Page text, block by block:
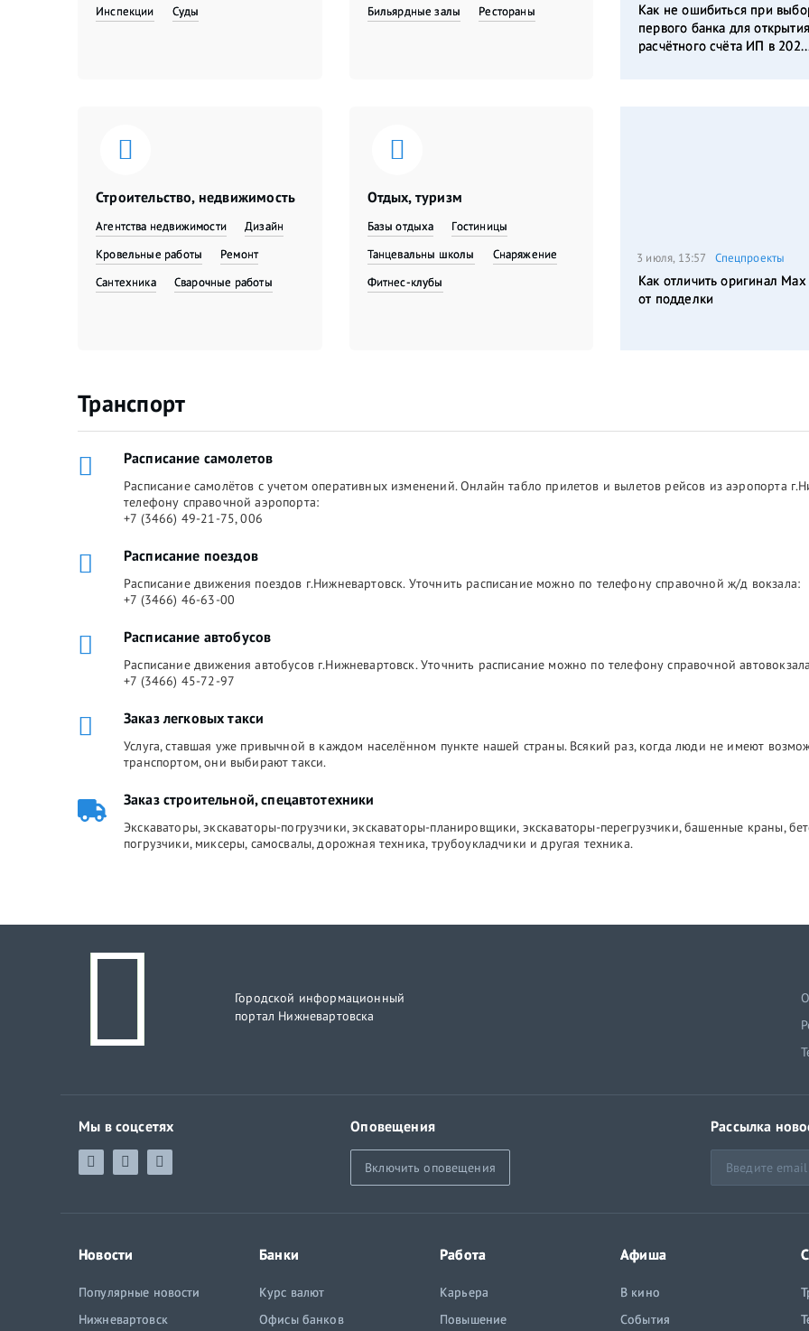
Инспекции
Суды
Строительство, недвижимость
Агентства недвижимости
Дизайн
Кровельные работы
Ремонт
Сантехника
Сварочные работы
Бильярдные залы
Рестораны
Отдых, туризм
Базы отдыха
Гостиницы
Танцевальны школы
Снаряжение
Фитнес-клубы
Как не ошибиться при
первого банка для открытия
расчётного счёта ИП в
3 июля, 13:57 Спецпроекты
Как отличить оригинал
от подделки
Транспорт
Расписание самолетов
Расписание самолётов с учетом оперативных изменений. Онлайн табло прилетов и вылетов рейсов из аэропорта
телефону справочной аэропорта:
+7 (3466) 49-21-75, 006
Расписание поездов
Расписание движения поездов г.Нижневартовск. Уточнить расписание можно по телефону справочной ж/д вокзала:
+7 (3466) 46-63-00
Расписание автобусов
Расписание движения автобусов г.Нижневартовск. Уточнить расписание можно по телефону справочной
+7 (3466) 45-72-97
Заказ легковых такси
Услуга, ставшая уже привычной в каждом населённом пункте нашей страны. Всякий раз, когда люди не имеют
транспортом, они выбирают такси.
Заказ строительной, спецавтотехники
Экскаваторы, экскаваторы-погрузчики, экскаваторы-планировщики, экскаваторы-перегрузчики, башенные краны,
погрузчики, миксеры, самосвалы, дорожная техника, трубоукладчики и другая техника.
Городской информационный
портал Нижневартовска
Мы в соцсетях Оповещения
Включить оповещения
Рассылка
Новости
Популярные новости
Нижневартовск
Банки
Курс валют
Офисы банков
Работа
Карьера
Повышение
Афиша
В кино
События